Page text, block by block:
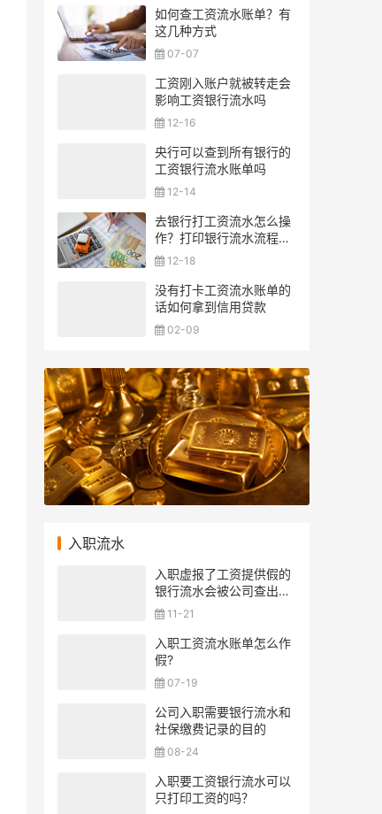
如何查工资流水账单？有
这几种方式
07-07
工资刚入账户就被转走会
影响工资银行流水吗
12-16
央行可以查到所有银行的
工资银行流水账单吗
12-14
去银行打工资流水怎么操
作？打印银行流水流程一
览 12-18
没有打卡工资流水账单的
话如何拿到信用贷款
02-09
入职流水
入职虚报了工资提供假的
银行流水会被公司查出来
吗？11-21
入职工资流水账单怎么作
假?
07-19
公司入职需要银行流水和
社保缴费记录的目的
08-24
入职要工资银行流水可以
只打印工资的吗？